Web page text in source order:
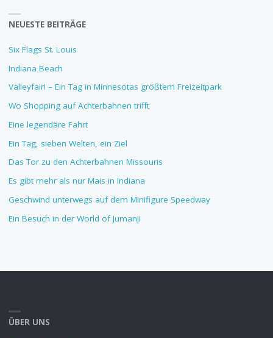
NEUESTE BEITRÄGE
Six Flags St. Louis
Indiana Beach
Valleyfair! – Ein Tag in Minnesotas größtem Freizeitpark
Wo Shopping auf Achterbahnen trifft
Eine legendäre Fahrt
Ein Tag, sieben Welten, ein Ziel
Das Tor zu den Achterbahnen Missouris
Es gibt mehr als nur Mais in Indiana
Geschwind unterwegs auf dem Minifigure Speedway
Ein Besuch in der World of Jumanji
ÜBER UNS